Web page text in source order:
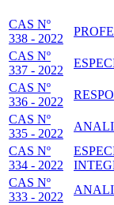
CAS Nº
338 - 2022
CAS Nº
337 - 2022
CAS Nº
336 - 2022
CAS Nº
335 - 2022
CAS Nº
334 - 2022
CAS Nº
333 - 2022